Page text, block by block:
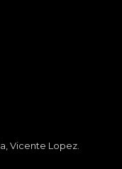
Vicente Lopez.